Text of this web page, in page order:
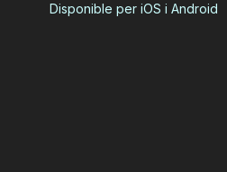
Disponible per iOS i Android